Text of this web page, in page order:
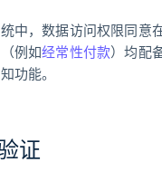
中，数据访问权限同意
例如经常性付款）均配
功能。
证